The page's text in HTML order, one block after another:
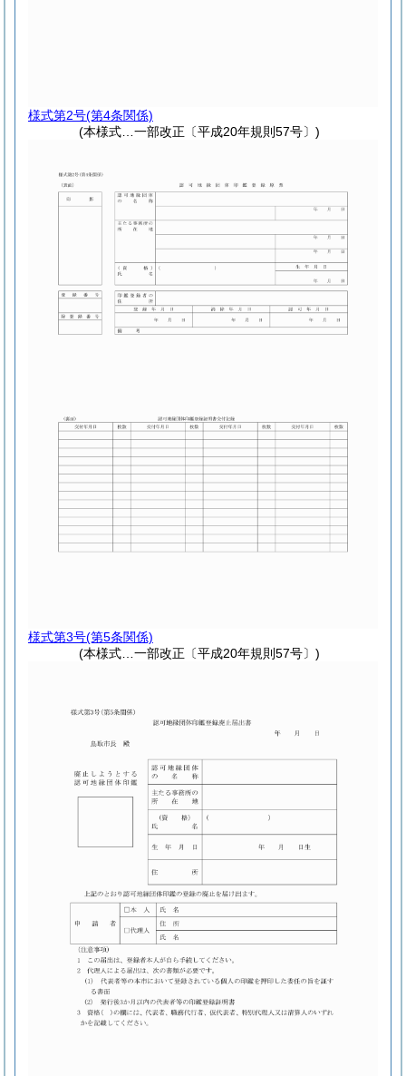
様式第2号(第4条関係)
(本様式…一部改正〔平成20年規則57号〕)
様式第3号(第5条関係)
(本様式…一部改正〔平成20年規則57号〕)